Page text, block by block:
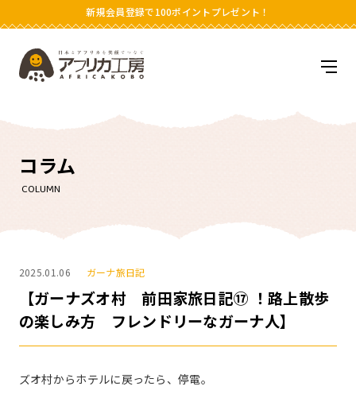
新規会員登録で100ポイントプレゼント！
コラム
COLUMN
2025.01.06 ガーナ旅日記
【ガーナズオ村 前田家旅日記⑰ ！路上散歩
の楽しみ方 フレンドリーなガーナ人】
ズオ村からホテルに戻ったら、停電。